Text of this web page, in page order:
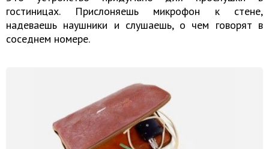
гостиницах. Прислоняешь микрофон к стене,
надеваешь наушники и слушаешь, о чем говорят в
соседнем номере.